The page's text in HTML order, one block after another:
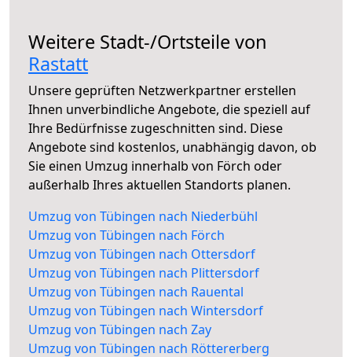
Weitere Stadt-/Ortsteile von
Rastatt
Unsere geprüften Netzwerkpartner erstellen
Ihnen unverbindliche Angebote, die speziell auf
Ihre Bedürfnisse zugeschnitten sind. Diese
Angebote sind kostenlos, unabhängig davon, ob
Sie einen Umzug innerhalb von Förch oder
außerhalb Ihres aktuellen Standorts planen.
Umzug von Tübingen nach Niederbühl
Umzug von Tübingen nach Förch
Umzug von Tübingen nach Ottersdorf
Umzug von Tübingen nach Plittersdorf
Umzug von Tübingen nach Rauental
Umzug von Tübingen nach Wintersdorf
Umzug von Tübingen nach Zay
Umzug von Tübingen nach Röttererberg